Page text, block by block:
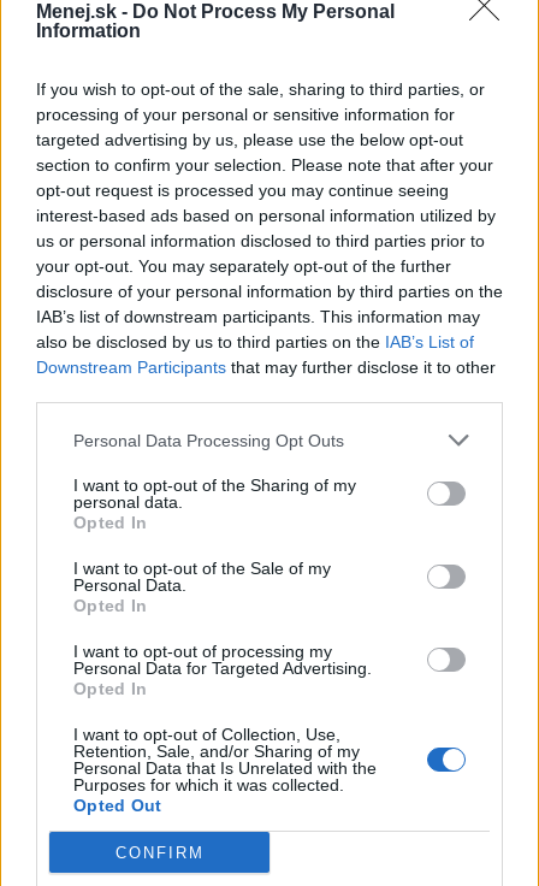
Menej.sk - Do Not Process My Personal
Information
If you wish to opt-out of the sale, sharing to third parties, or
processing of your personal or sensitive information for
targeted advertising by us, please use the below opt-out
section to confirm your selection. Please note that after your
opt-out request is processed you may continue seeing
interest-based ads based on personal information utilized by
us or personal information disclosed to third parties prior to
your opt-out. You may separately opt-out of the further
disclosure of your personal information by third parties on the
IAB’s list of downstream participants. This information may
also be disclosed by us to third parties on the IAB’s List of
Downstream Participants that may further disclose it to other
Personal Data Processing Opt Outs
I want to opt-out of the Sharing of my
personal data.
Opted In
I want to opt-out of the Sale of my
Personal Data.
Opted In
I want to opt-out of processing my
Personal Data for Targeted Advertising.
Opted In
I want to opt-out of Collection, Use,
Retention, Sale, and/or Sharing of my
Personal Data that Is Unrelated with the
Purposes for which it was collected.
Opted Out
CONFIRM
Poznámky:
Uvedená cena platí pri objeme platieb nad
300,00 € mesačne. (Viac info)
Výhody Aktívneho účtu:
- bezplatný prístup k službám elektronického
bankovníctva
bankomatov OTP Banky
- jeden výber hotovosti z bankomatu inej banky v
- zvýhodnený výber hotovosti v zahraničí z
bankomatov OTP skupiny
siete bankomatov a pobočiek alebo elektronicky
prostredníctvom Internet Bankingu
platobnej karty pre majiteľa účtu
- bezplatné platby platobnou kartou
- bezplatné hotovostné vklady v pobočke banky
- bezplatné prijaté platby
- bezplatné platby na základe SEPA úhrady
realizované cez elektronické bankovníctvo, vrátane